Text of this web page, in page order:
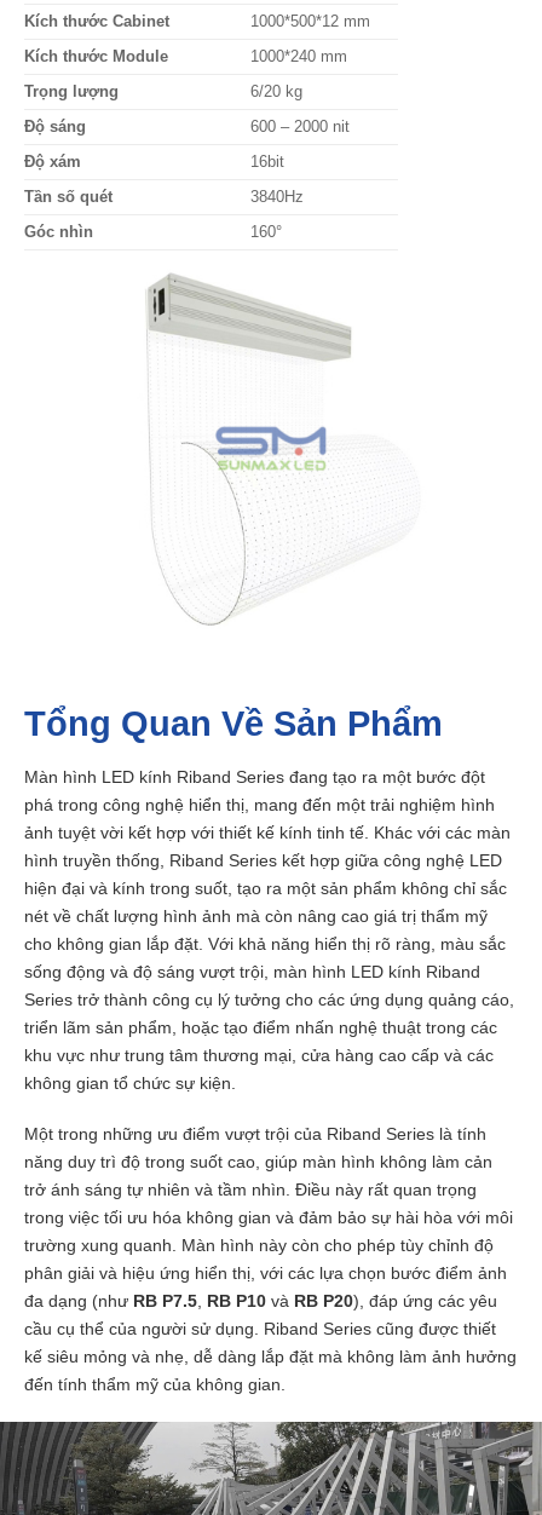
Kích thước Cabinet
1000*500*12 mm
Kích thước Module
1000*240 mm
Trọng lượng
6/20 kg
Độ sáng
600 – 2000 nit
Độ xám
16bit
Tần số quét
3840Hz
Góc nhìn
160°
Tổng Quan Về Sản Phẩm
Màn hình LED kính Riband Series đang tạo ra một bước đột
phá trong công nghệ hiển thị, mang đến một trải nghiệm hình
ảnh tuyệt vời kết hợp với thiết kế kính tinh tế. Khác với các màn
hình truyền thống, Riband Series kết hợp giữa công nghệ LED
hiện đại và kính trong suốt, tạo ra một sản phẩm không chỉ sắc
nét về chất lượng hình ảnh mà còn nâng cao giá trị thẩm mỹ
cho không gian lắp đặt. Với khả năng hiển thị rõ ràng, màu sắc
sống động và độ sáng vượt trội, màn hình LED kính Riband
Series trở thành công cụ lý tưởng cho các ứng dụng quảng cáo,
triển lãm sản phẩm, hoặc tạo điểm nhấn nghệ thuật trong các
khu vực như trung tâm thương mại, cửa hàng cao cấp và các
không gian tổ chức sự kiện.
Một trong những ưu điểm vượt trội của Riband Series là tính
năng duy trì độ trong suốt cao, giúp màn hình không làm cản
trở ánh sáng tự nhiên và tầm nhìn. Điều này rất quan trọng
trong việc tối ưu hóa không gian và đảm bảo sự hài hòa với môi
trường xung quanh. Màn hình này còn cho phép tùy chỉnh độ
phân giải và hiệu ứng hiển thị, với các lựa chọn bước điểm ảnh
đa dạng (như RB P7.5 RB P10 và RB P20), đáp ứng các yêu
cầu cụ thể của người sử dụng. Riband Series cũng được thiết
kế siêu mỏng và nhẹ, dễ dàng lắp đặt mà không làm ảnh hưởng
đến tính thẩm mỹ của không gian.